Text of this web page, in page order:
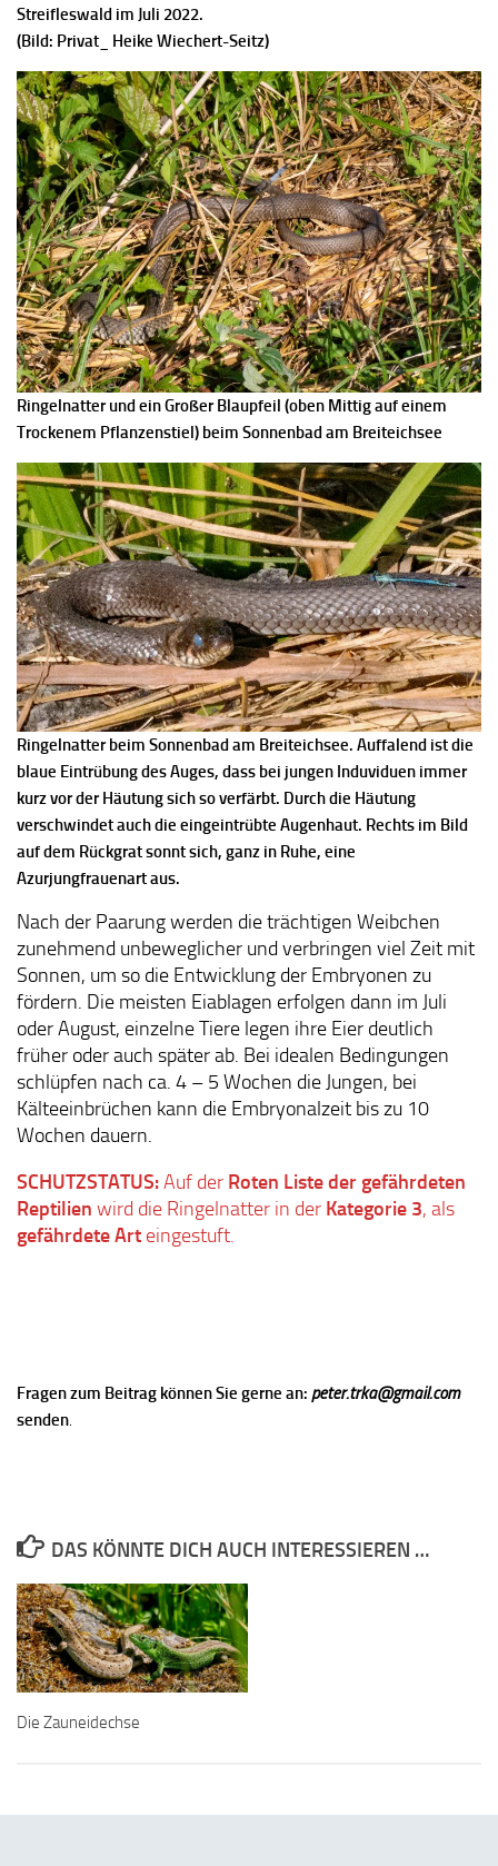
Streifleswald im Juli 2022.
(Bild: Privat_ Heike Wiechert-Seitz)
Ringelnatter und ein Großer Blaupfeil (oben Mittig auf einem
Trockenem Pflanzenstiel) beim Sonnenbad am Breiteichsee
Ringelnatter beim Sonnenbad am Breiteichsee. Auffalend ist die
blaue Eintrübung des Auges, dass bei jungen Induviduen immer
kurz vor der Häutung sich so verfärbt. Durch die Häutung
verschwindet auch die eingeintrübte Augenhaut. Rechts im Bild
auf dem Rückgrat sonnt sich, ganz in Ruhe, eine
Azurjungfrauenart aus.
Nach der Paarung werden die trächtigen Weibchen
zunehmend unbeweglicher und verbringen viel Zeit mit
Sonnen, um so die Entwicklung der Embryonen zu
fördern. Die meisten Eiablagen erfolgen dann im Juli
oder August, einzelne Tiere legen ihre Eier deutlich
früher oder auch später ab. Bei idealen Bedingungen
schlüpfen nach ca. 4 – 5 Wochen die Jungen, bei
Kälteeinbrüchen kann die Embryonalzeit bis zu 10
Wochen dauern.
SCHUTZSTATUS:Auf der Roten Liste der gefährdeten
Reptilien wird die Ringelnatter in der Kategorie 3, als
gefährdete Art eingestuft.
Fragen zum Beitrag können Sie gerne an: peter.trka@gmail.com
senden.
DAS KÖNNTE DICH AUCH INTERESSIEREN …
Die Zauneidechse